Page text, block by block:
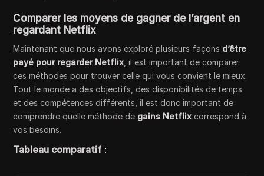
Comparer les moyens de gagner de l’argent en
regardant Netflix
Maintenant que nous avons exploré plusieurs façons d’être
payé pour regarder Netflix , il est important de comparer
ces méthodes pour trouver celle qui vous convient le mieux.
Tout le monde a des objectifs, des disponibilités de temps
et des compétences différents, il est donc important de
comprendre quelle méthode de gains Netflix correspond à
vos besoins.
Tableau comparatif :